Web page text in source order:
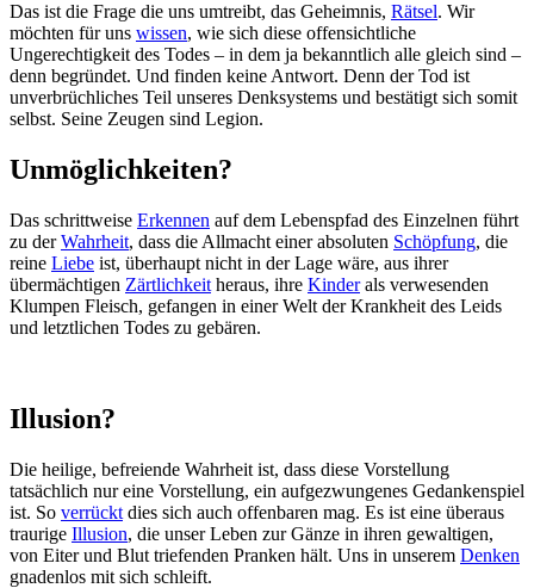
Das ist die Frage die uns umtreibt, das Geheimnis, Rätsel. Wir
möchten für uns wissen, wie sich diese offensichtliche
Ungerechtigkeit des Todes – in dem ja bekanntlich alle gleich sind –
denn begründet. Und finden keine Antwort. Denn der Tod ist
unverbrüchliches Teil unseres Denksystems und bestätigt sich somit
selbst. Seine Zeugen sind Legion.
Unmöglichkeiten?
Das schrittweise Erkennen auf dem Lebenspfad des Einzelnen führt
zu derWahrheit, dass die Allmacht einer absoluten Schöpfung, die
reine Liebe ist, überhaupt nicht in der Lage wäre, aus ihrer
übermächtigen Zärtlichkeit heraus, ihre Kinderals verwesenden
Klumpen Fleisch, gefangen in einer Welt der Krankheit des Leids
und letztlichen Todes zu gebären.
Illusion?
Die heilige, befreiende Wahrheit ist, dass diese Vorstellung
tatsächlich nur eine Vorstellung, ein aufgezwungenes Gedankenspiel
ist. So verrückt dies sich auch offenbaren mag. Es ist eine überaus
traurige Illusion, die unser Leben zur Gänze in ihren gewaltigen,
von Eiter und Blut triefenden Pranken hält. Uns in unserem Denken
gnadenlos mit sich schleift.